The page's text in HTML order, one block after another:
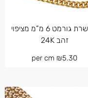
שרשרת גורמט 6 מ”מ מציפוי
זהב 24K
₪5.30